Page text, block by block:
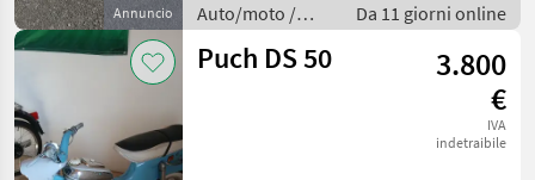
Motociclette
Sonstige
9
Annuncio
Auto/moto /
Motociclette
Da 11 giorni online
Puch DS 50
3.800
€
IVA
indetraibile